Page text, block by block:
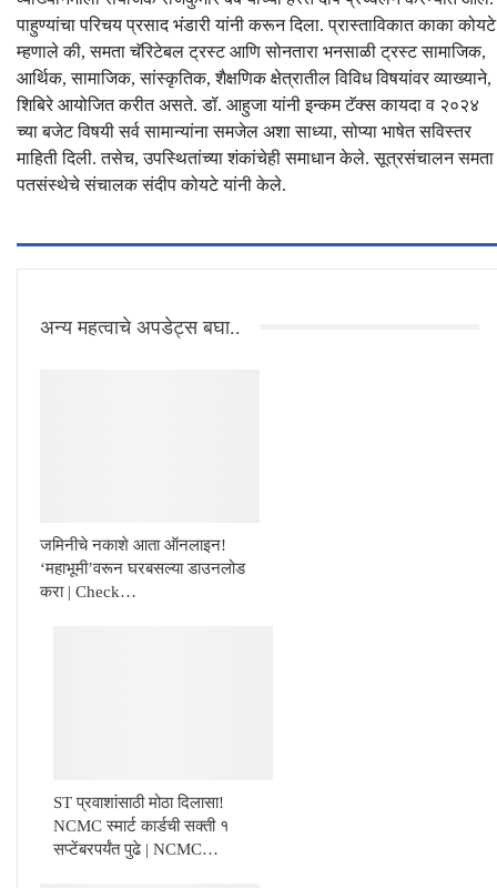
पाहुण्यांचा परिचय प्रसाद भंडारी यांनी करून दिला. प्रास्ताविकात काका कोयटे
म्हणाले की, समता चॅरिटेबल ट्रस्ट आणि सोनतारा भनसाळी ट्रस्ट सामाजिक,
आर्थिक, सामाजिक, सांस्कृतिक, शैक्षणिक क्षेत्रातील विविध विषयांवर व्याख्याने,
शिबिरे आयोजित करीत असते. डॉ. आहुजा यांनी इन्कम टॅक्स कायदा व २०२४
च्या बजेट विषयी सर्व सामान्यांना समजेल अशा साध्या, सोप्या भाषेत सविस्तर
माहिती दिली. तसेच, उपस्थितांच्या शंकांचेही समाधान केले. सूत्रसंचालन समता
पतसंस्थेचे संचालक संदीप कोयटे यांनी केले.
अन्य महत्वाचे अपडेट्स बघा..
जमिनीचे नकाशे आता ऑनलाइन!
‘महाभूमी’वरून घरबसल्या डाउनलोड
करा | Check…
ST प्रवाशांसाठी मोठा दिलासा!
NCMC स्मार्ट कार्डची सक्ती १
सप्टेंबरपर्यंत पुढे | NCMC…